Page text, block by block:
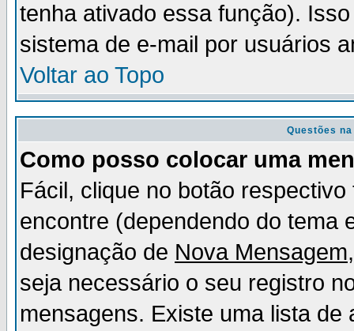
tenha ativado essa função).
sistema de e-mail por usuários
Voltar ao Topo
Questões
Como posso colocar uma
Fácil, clique no botão
encontre (dependendo do tema
designação de Nova Mensagem
seja necessário o seu registro
mensagens. Existe uma lista